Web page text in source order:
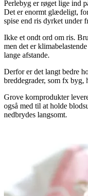
Perlebyg er røget lige ind
Det er enormt glædeligt,
spise end ris dyrket under
Ikke et ondt ord om ris.
men det er
lange afstande.
Derfor er det langt bedre
breddegrader, som fx byg,
Grove kornprodukter
også med til at holde
nedbrydes langsomt.